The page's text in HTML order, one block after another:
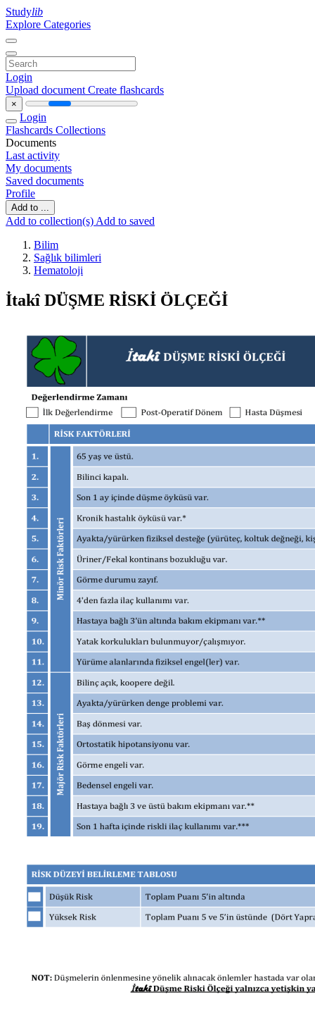
Studylib
Explore Categories
Login
Upload document Create flashcards
×
Login
Flashcards Collections
Documents
Last activity
My documents
Saved documents
Profile
Add to ...
Add to collection(s) Add to saved
Bilim
Sağlık bilimleri
Hematoloji
İtakî DÜŞME RİSKİ ÖLÇEĞİ